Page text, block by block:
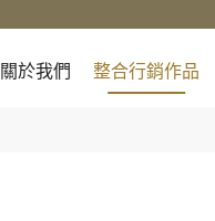
關於我們 整合行銷作品